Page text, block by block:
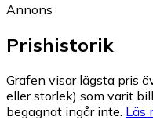
Annons
Prishistorik
Grafen visar lägsta pris
eller storlek) som varit
begagnat ingår inte. Läs